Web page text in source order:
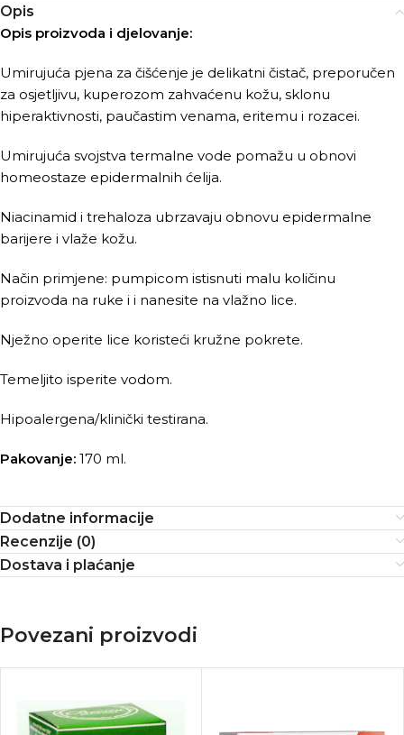
Opis
Opis proizvoda i djelovanje:
Umirujuća pjena za čišćenje je delikatni čistač, preporučen
za osjetljivu, kuperozom zahvaćenu kožu, sklonu
hiperaktivnosti, paučastim venama, eritemu i rozacei.
Umirujuća svojstva termalne vode pomažu u obnovi
homeostaze epidermalnih ćelija.
Niacinamid i trehaloza ubrzavaju obnovu epidermalne
barijere i vlaže kožu.
Način primjene: pumpicom istisnuti malu količinu
proizvoda na ruke i i nanesite na vlažno lice.
Nježno operite lice koristeći kružne pokrete.
Temeljito isperite vodom.
Hipoalergena/klinički testirana.
Pakovanje: 170 ml.
Dodatne informacije
Recenzije (0)
Dostava i plaćanje
Povezani proizvodi